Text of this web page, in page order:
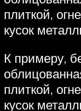
плиткой,
кусок
К примеру,
плиткой,
кусок